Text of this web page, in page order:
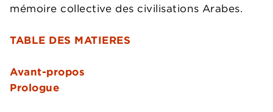
mémoire collective des civilisations Arabes.
TABLE DES MATIERES
Avant-propos
Prologue